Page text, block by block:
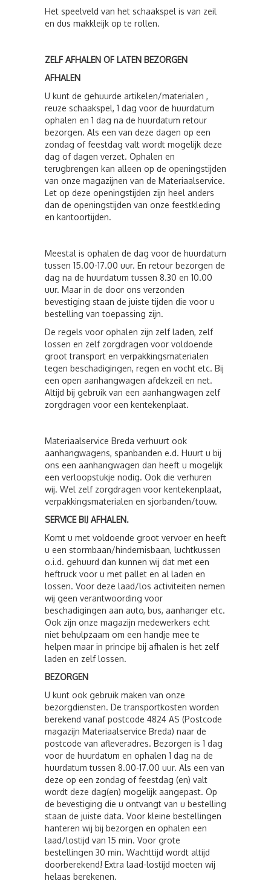
Het speelveld van het schaakspel is van zeil
en dus makkleijk op te rollen.
ZELF AFHALEN OF LATEN BEZORGEN
AFHALEN
U kunt de gehuurde artikelen/materialen ,
reuze schaakspel, 1 dag voor de huurdatum
ophalen en 1 dag na de huurdatum retour
bezorgen. Als een van deze dagen op een
zondag of feestdag valt wordt mogelijk deze
dag of dagen verzet. Ophalen en
terugbrengen kan alleen op de openingstijden
van onze magazijnen van de Materiaalservice.
Let op deze openingstijden zijn heel anders
dan de openingstijden van onze feestkleding
en kantoortijden.
Meestal is ophalen de dag voor de huurdatum
tussen 15.00-17.00 uur. En retour bezorgen de
dag na de huurdatum tussen 8.30 en 10.00
uur. Maar in de door ons verzonden
bevestiging staan de juiste tijden die voor u
bestelling van toepassing zijn.
De regels voor ophalen zijn zelf laden, zelf
lossen en zelf zorgdragen voor voldoende
groot transport en verpakkingsmaterialen
tegen beschadigingen, regen en vocht etc. Bij
een open aanhangwagen afdekzeil en net.
Altijd bij gebruik van een aanhangwagen zelf
zorgdragen voor een kentekenplaat.
Materiaalservice Breda verhuurt ook
aanhangwagens, spanbanden e.d. Huurt u bij
ons een aanhangwagen dan heeft u mogelijk
een verloopstukje nodig. Ook die verhuren
wij. Wel zelf zorgdragen voor kentekenplaat,
verpakkingsmaterialen en sjorbanden/touw.
SERVICE BIJ AFHALEN.
Komt u met voldoende groot vervoer en heeft
u een stormbaan/hindernisbaan, luchtkussen
o.i.d. gehuurd dan kunnen wij dat met een
heftruck voor u met pallet en al laden en
lossen. Voor deze laad/los activiteiten nemen
wij geen verantwoording voor
beschadigingen aan auto, bus, aanhanger etc.
Ook zijn onze magazijn medewerkers echt
niet behulpzaam om een handje mee te
helpen maar in principe bij afhalen is het zelf
laden en zelf lossen.
BEZORGEN
U kunt ook gebruik maken van onze
bezorgdiensten. De transportkosten worden
berekend vanaf postcode 4824 AS (Postcode
magazijn Materiaalservice Breda) naar de
postcode van afleveradres. Bezorgen is 1 dag
voor de huurdatum en ophalen 1 dag na de
huurdatum tussen 8.00-17.00 uur. Als een van
deze op een zondag of feestdag (en) valt
wordt deze dag(en) mogelijk aangepast. Op
de bevestiging die u ontvangt van u bestelling
staan de juiste data. Voor kleine bestellingen
hanteren wij bij bezorgen en ophalen een
laad/lostijd van 15 min. Voor grote
bestellingen 30 min. Wachttijd wordt altijd
doorberekend! Extra laad-lostijd moeten wij
helaas berekenen.